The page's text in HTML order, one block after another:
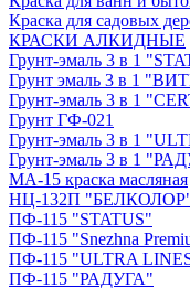
Краска для садовых
КРАСКИ АЛКИДНЫЕ
Грунт-эмаль 3 в 1
Грунт эмаль 3 в 1
Грунт-эмаль 3 в 1
Грунт ГФ-021
Грунт-эмаль 3 в 1
Грунт-эмаль 3 в 1
МА-15 краска масляная
НЦ-132П
ПФ-115 "STATUS"
ПФ-115 "Snezhna
ПФ-115 "ULTRA
ПФ-115 "РАДУГА"